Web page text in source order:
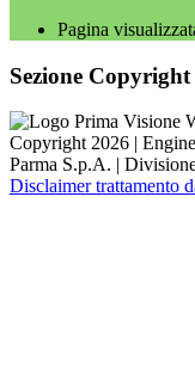
Pagina
Sezione Copyright
Copyright 2026 |
Parma S.p.A. |
Disclaimer trattamento